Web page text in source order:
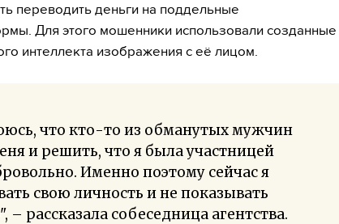
переводить деньги на поддельные
Для этого мошенники использовали созданные
интеллекта изображения с её лицом.
что кто-то из обманутых мужчин
и решить, что я была участницей
Именно поэтому сейчас я
свою личность и не показывать
– рассказала собеседница агентства.